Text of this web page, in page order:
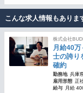
こんな求人情報もありま
株式会社
月給40
士の誇り
確約
勤務地 兵庫
雇用形態 正
給与
月給